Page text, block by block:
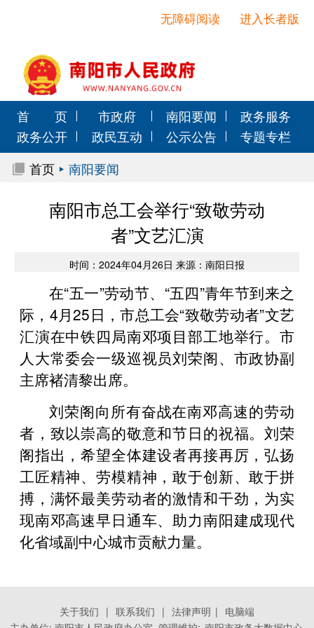
进入长者版
无障碍阅读
首 页 市政府 南阳要闻
政务服务
政务公开
政民互动 公示公告
专题专栏
首页
南阳要闻
南阳市总工会举行“致敬劳动
者”文艺汇演
时间：2024年04月26日 来源：南阳日报
在“五一”劳动节、“五四”青年节到来之
际，4月25日，市总工会“致敬劳动者”文艺
汇演在中铁四局南邓项目部工地举行。市
人大常委会一级巡视员刘荣阁、市政协副
主席褚清黎出席。
刘荣阁向所有奋战在南邓高速的劳动
者，致以崇高的敬意和节日的祝福。刘荣
阁指出，希望全体建设者再接再厉，弘扬
工匠精神、劳模精神，敢于创新、敢于拼
搏，满怀最美劳动者的激情和干劲，为实
现南邓高速早日通车、助力南阳建成现代
化省域副中心城市贡献力量。
关于我们 | 联系我们 | 法律声明 | 电脑端